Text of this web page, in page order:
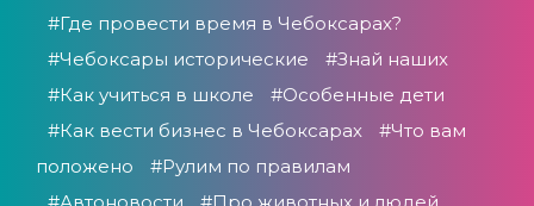
#Где провести время в Чебоксарах?
#Чебоксары исторические
#Знай наших
#Как учиться в школе
#Особенные дети
#Как вести бизнес в Чебоксарах
#Что вам
положено
#Рулим по правилам